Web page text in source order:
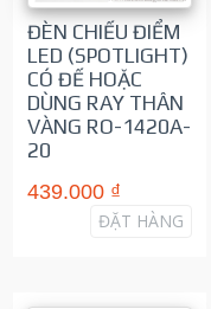
ĐÈN CHIẾU ĐIỂM
LED (SPOTLIGHT)
CÓ ĐẾ HOẶC
DÙNG RAY THÂN
VÀNG RO-1420A-
20
439.000 ₫
ĐẶT HÀNG